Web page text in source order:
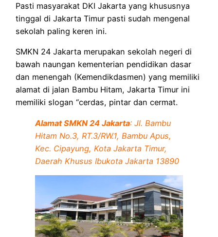
Pasti masyarakat DKI Jakarta yang khususnya
tinggal di Jakarta Timur pasti sudah mengenal
sekolah paling keren ini.
SMKN 24 Jakarta merupakan sekolah negeri di
bawah naungan kementerian pendidikan dasar
dan menengah (Kemendikdasmen) yang memiliki
alamat di jalan Bambu Hitam, Jakarta Timur ini
memiliki slogan “cerdas, pintar dan cermat.
Alamat SMKN 24 Jakarta: Jl. Bambu
Hitam No.3, RT.3/RW.1, Bambu Apus,
Kec. Cipayung, Kota Jakarta Timur,
Daerah Khusus Ibukota Jakarta 13890